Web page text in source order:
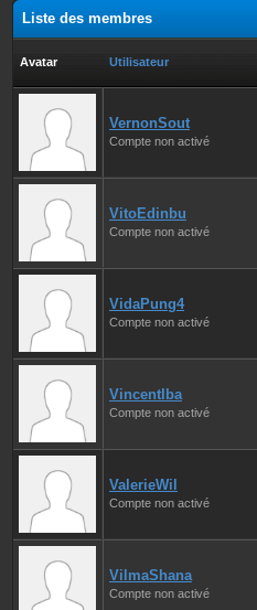
Liste des membres
Avatar Utilisateur
VernonSout
Compte non activé
VitoEdinbu
Compte non activé
VidaPung4
Compte non activé
VincentIba
Compte non activé
ValerieWil
Compte non activé
VilmaShana
Compte non activé